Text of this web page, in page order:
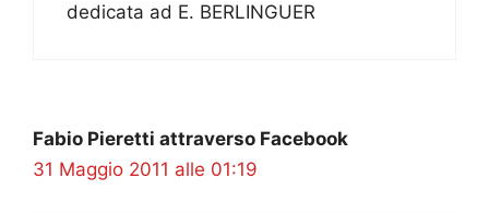
dedicata ad E. BERLINGUER
Fabio Pieretti attraverso Facebook
31 Maggio 2011 alle 01:19